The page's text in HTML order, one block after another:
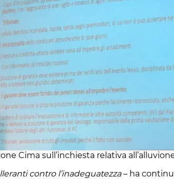
Cima sull’inchiesta relativa
contro l’inadeguatezza– ha